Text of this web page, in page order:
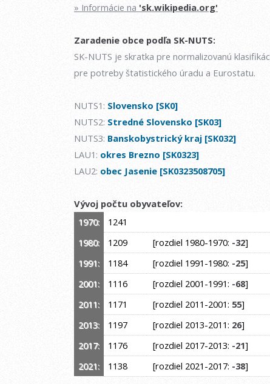
» Informácie na 'sk.wikipedia.org'
Zaradenie obce podľa SK-NUTS:
SK-NUTS je skratka pre normalizovanú
pre potreby štatistického úradu a Eurostatu.
NUTS1: Slovensko [SK0]
NUTS2: Stredné Slovensko [SK03]
NUTS3: Banskobystrický kraj [SK032]
LAU1: okres Brezno [SK0323]
LAU2: obec Jasenie [SK0323508705]
Vývoj počtu obyvateľov:
1970:
1241
1980:
1209 [rozdiel 1980-1970: -32]
1991:
1184 [rozdiel 1991-1980: -25]
2001:
1116 [rozdiel 2001-1991: -68]
2011:
1171 [rozdiel 2011-2001: 55]
2013:
1197 [rozdiel 2013-2011: 26]
2017:
1176 [rozdiel 2017-2013: -21]
2021:
1138 [rozdiel 2021-2017: -38]